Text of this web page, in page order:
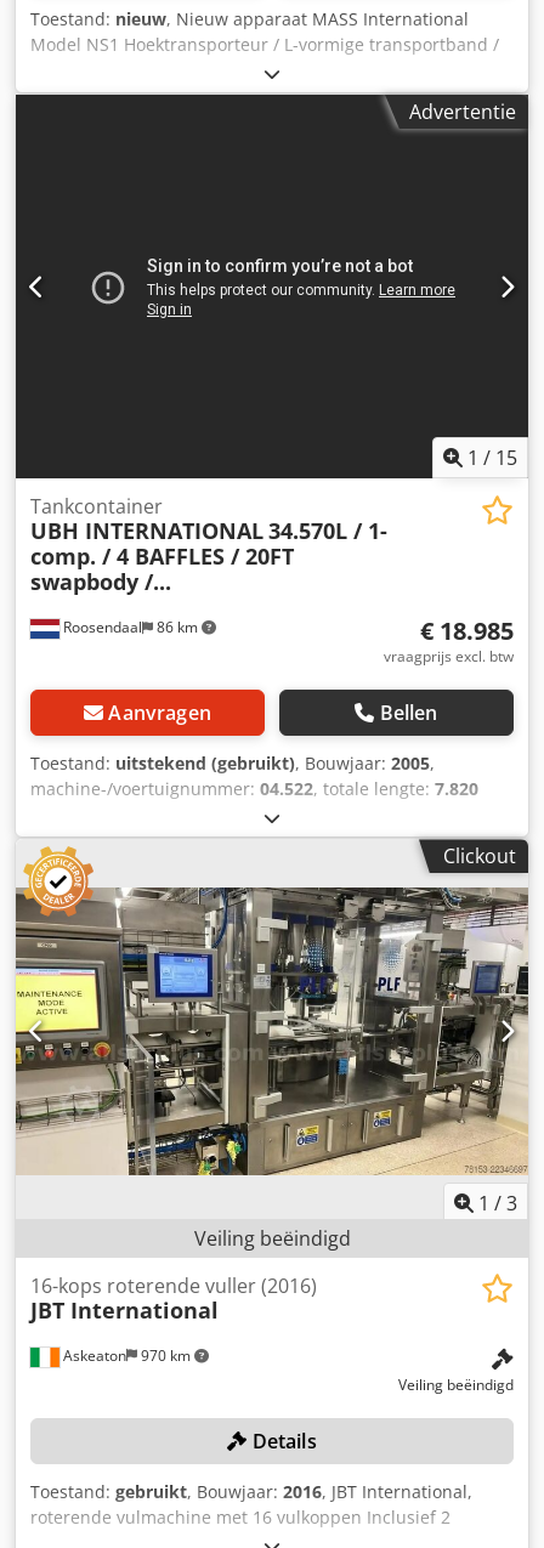
Toestand: nieuw, Nieuw apparaat MASS International
Model NS1 Hoektransporteur / L-vormige transportband /
Lopende band Direct leverbaar Verstelbare
hoektransporteur NS1 met opvangplaten in het
invoergedeelte Voorbeeld zoals afgebeeld: Invoergedeelte
Bandsnelheid 3 m/min Verrijdbaar op zwenkbare
remwielen Drie-delige trechterplaten voor het
invoergedeelte De genoemde aanbiedingsprijs geldt voor
Advertentie
1 / 15
Roosendaal 86 km
Tankcontainer
UBH INTERNATIONAL34.570L / 1-
comp. / 4 BAFFLES / 20FT
swapbody /...
€ 18.985
vraagprijs excl. btw
Aanvragen Bellen
Toestand: uitstekend (gebruikt), Bouwjaar: 2005,
machine-/voertuignummer: 04.522, totale lengte: 7.820
2.550 mm
2005 UBH INTERNATIONAL 20FT SWAP BODY tankcontainer
34.570L / 1 compartiment / 4 schotten, 5 deksels UN
PORTABLE T11 EMKD stoomverwarming bodemlossing
17441 1.4401 geldig 5-jarig + CSC keuring tot 04-2028
Cedpfx Aozdkyaomyeha = Verdere informatie = Algemene
informatie Bouwjaar: juli 2005 Modeljaar: 2005 Geschikt
materiaal: Chemicaliën Gewichten Leeggewicht: 4.475 kg
Laadvermogen: 31.525 kg GVW: 36.000 kg Functioneel
Inhoud laadruimte: 25.000 l Opbouw merk: CIMC 2016,
20FT, 25.000L, L4BN, UN Portable, T11, stoomverwarming,
bodemlossing, 5Y: 10/2022 Aantal compartimenten: 1 Staat
Technische staat: zeer goed Optische staat: goed Verdere
informatie Neem contact op met Arne Honingh voor meer
informatie.
Clickout
1 /3
Veiling beëindigd
Askeaton 970 km
16-kops roterende vuller (2016)
JBT International
Veiling beëindigd
Details
Toestand: gebruikt, Bouwjaar: 2016, JBT International,
roterende vulmachine met 16 vulkoppen Inclusief 2
Mettler Toledo C-serie/C3/C35 controlewegers Codozl T